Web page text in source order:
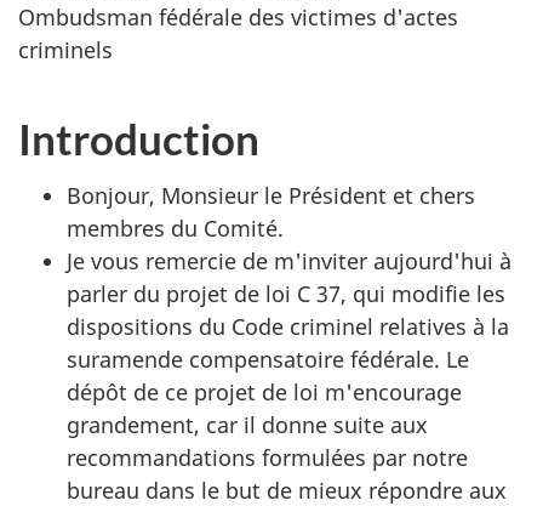
Ombudsman fédérale des victimes d'actes
criminels
Introduction
Bonjour, Monsieur le Président et chers
membres du Comité.
Je vous remercie de m'inviter aujourd'hui à
parler du projet de loi C 37, qui modifie les
dispositions du Code criminel relatives à la
suramende compensatoire fédérale. Le
dépôt de ce projet de loi m'encourage
grandement, car il donne suite aux
recommandations formulées par notre
bureau dans le but de mieux répondre aux